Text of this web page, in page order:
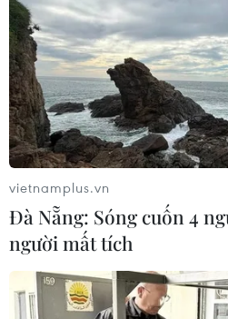
vietnamplus.vn
Đà Nẵng: Sóng cuốn 4
người mất tích